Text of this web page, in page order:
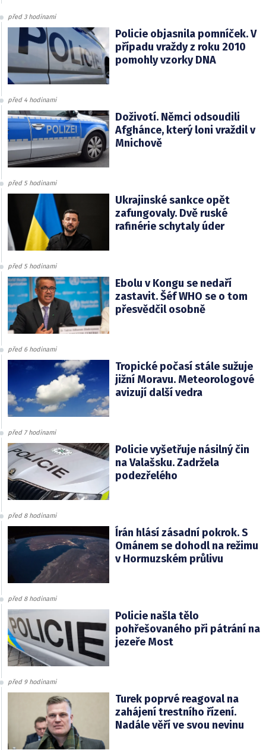
před 3 hodinami
Policie objasnila pomníček. V
případu vraždy z roku 2010
pomohly vzorky DNA
před 4 hodinami
Doživotí. Němci odsoudili
Afghánce, který loni vraždil v
Mnichově
před 5 hodinami
Ukrajinské sankce opět
zafungovaly. Dvě ruské
rafinérie schytaly úder
před 5 hodinami
Ebolu v Kongu se nedaří
zastavit. Šéf WHO se o tom
přesvědčil osobně
před 6 hodinami
Tropické počasí stále sužuje
jižní Moravu. Meteorologové
avizují další vedra
před 7 hodinami
Policie vyšetřuje násilný čin
na Valašsku. Zadržela
podezřelého
před 8 hodinami
Írán hlásí zásadní pokrok. S
Ománem se dohodl na režimu
v Hormuzském průlivu
před 8 hodinami
Policie našla tělo
pohřešovaného při pátrání na
jezeře Most
před 9 hodinami
Turek poprvé reagoval na
zahájení trestního řízení.
Nadále věří ve svou nevinu